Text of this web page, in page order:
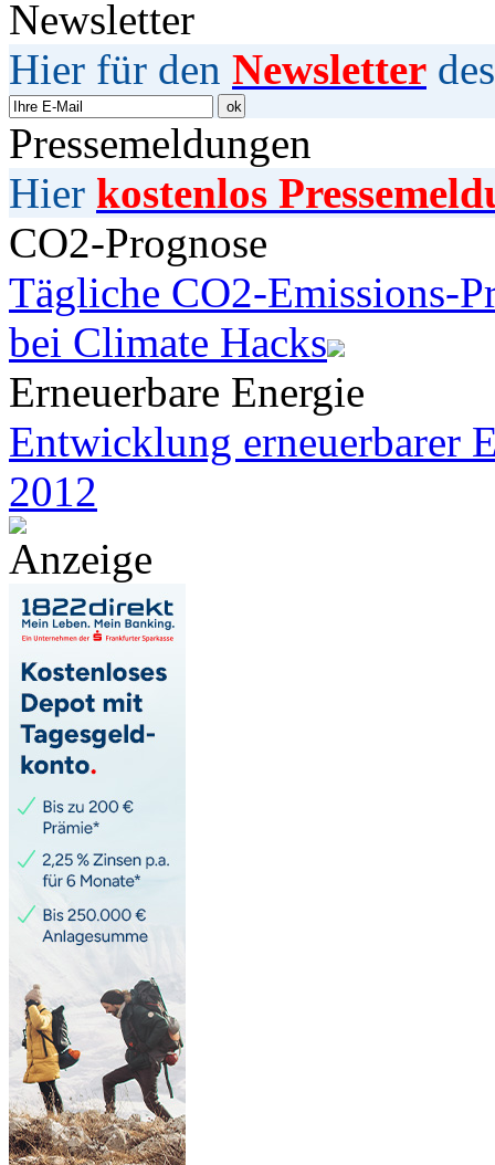
Newsletter
Hier für den Newsletter
Pressemeldungen
Hier kostenlos
CO2-Prognose
Tägliche CO2-Emissions-
bei Climate Hacks
Erneuerbare Energie
Entwicklung erneuerbarer
2012
Anzeige